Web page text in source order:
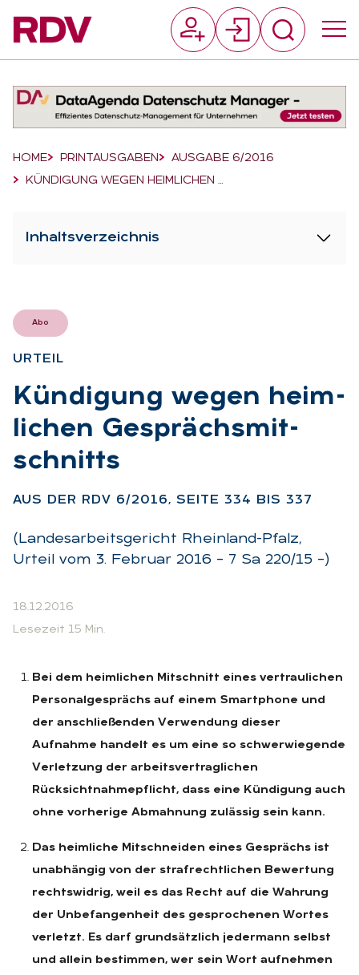
Breadcrumb-Navigation
HOME PRINTAUSGABEN
AUSGABE 6/2016
KÜNDIGUNG WEGEN HEIMLICHEN …
Inhaltsverzeichnis
Abo
UR­TEIL
:Kün­di­gung we­gen heim­
li­chen Ge­sprächs­mit­
schnitts
AUS DER RDV 6/2016, SEI­TE 334 BIS 337
(Landesarbeitsgericht Rheinland-Pfalz,
Urteil vom 3. Februar 2016 – 7 Sa 220/15 –)
18.12.2016
Lesezeit 15 Min.
Bei dem heimlichen Mitschnitt eines vertraulichen
Personalgesprächs auf einem Smartphone und
der anschließenden Verwendung dieser
Aufnahme handelt es um eine so schwerwiegende
Verletzung der arbeitsvertraglichen
Rücksichtnahmepflicht, dass eine Kündigung auch
ohne vorherige Abmahnung zulässig sein kann.
Das heimliche Mitschneiden eines Gesprächs ist
unabhängig von der strafrechtlichen Bewertung
rechtswidrig, weil es das Recht auf die Wahrung
der Unbefangenheit des gesprochenen Wortes
verletzt. Es darf grundsätzlich jedermann selbst
und allein bestimmen, wer sein Wort aufnehmen